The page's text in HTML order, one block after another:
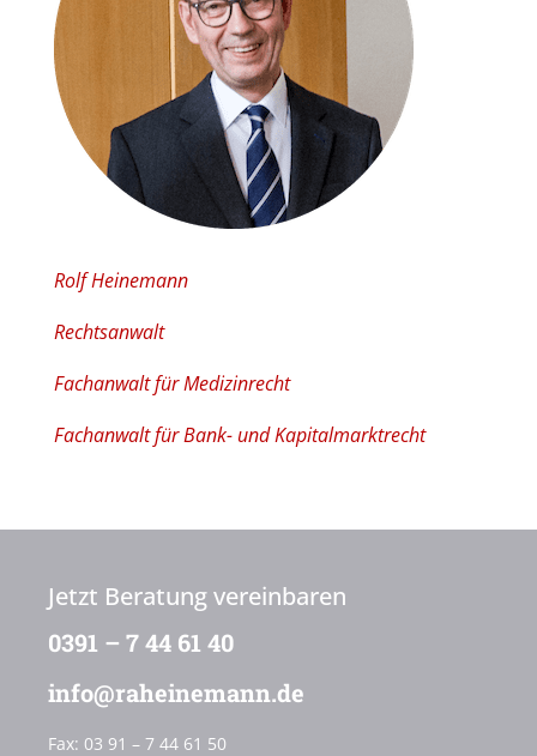
Rolf Heinemann
Rechtsanwalt
Fachanwalt für Medizinrecht
Fachanwalt für Bank- und Kapitalmarktrecht
Jetzt Beratung vereinbaren
0391 – 7 44 61 40
info@raheinemann.de
Fax: 03 91 – 7 44 61 50